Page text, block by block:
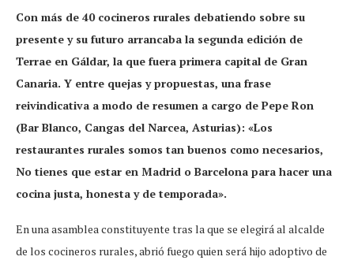
Con más de 40 cocineros rurales debatiendo sobre su
presente y su futuro arrancaba la segunda edición de
Terrae en Gáldar, la que fuera primera capital de Gran
Canaria. Y entre quejas y propuestas, una frase
reivindicativa a modo de resumen a cargo de Pepe Ron
(Bar Blanco, Cangas del Narcea, Asturias): «Los
restaurantes rurales somos tan buenos como necesarios,
No tienes que estar en Madrid o Barcelona para hacer una
cocina justa, honesta y de temporada».
En una asamblea constituyente tras la que se elegirá al alcalde
de los cocineros rurales, abrió fuego quien será hijo adoptivo de